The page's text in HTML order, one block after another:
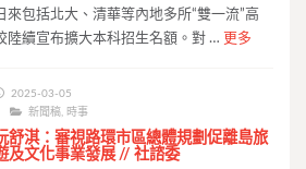
來包括北大、清華等內地多所“雙一流”高
陸續宣布擴大本科招生名額。對 … 更多
2025-03-05
新聞稿, 時事
舒淇：審視路環市區總體規劃促離島旅
及文化事業發展 // 社諮委